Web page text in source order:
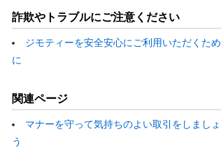
詐欺やトラブルにご注意ください
ジモティーを安全安心にご利用いただくため
に
関連ページ
マナーを守って気持ちのよい取引をしましょ
う